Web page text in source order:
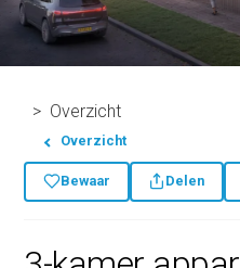
Overzicht
Overzicht
Bewaar Delen